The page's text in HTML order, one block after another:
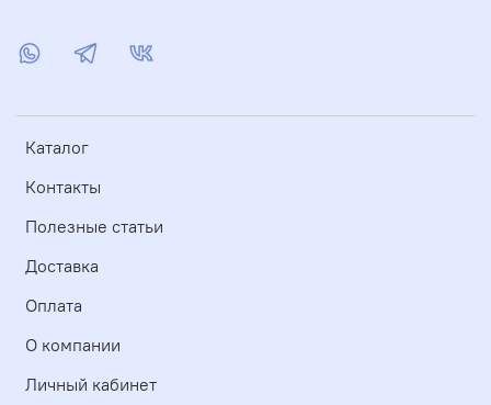
Каталог
Контакты
Полезные статьи
Доставка
Оплата
О компании
Личный кабинет